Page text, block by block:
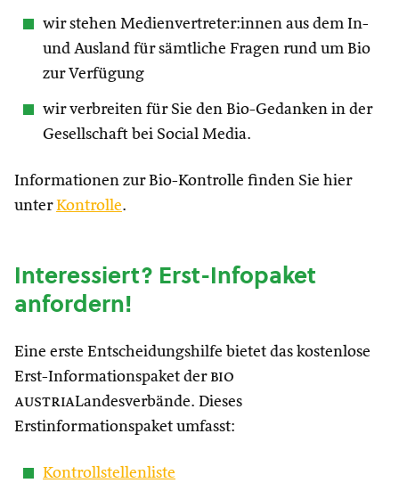
wir stehen Medienvertreter:innen aus dem In-
und Ausland für sämtliche Fragen rund um Bio
zur Verfügung
wir verbreiten für Sie den Bio-Gedanken in der
Gesellschaft bei Social Media.
Informationen zur Bio-Kontrolle finden Sie hier
unterKontrolle.
Interessiert? Erst-Infopaket
anfordern!
Eine erste Entscheidungshilfe bietet das kostenlose
Erst-Informationspaket der bio
austriaLandesverbände. Dieses
Erstinformationspaket umfasst:
Kontrollstellenliste